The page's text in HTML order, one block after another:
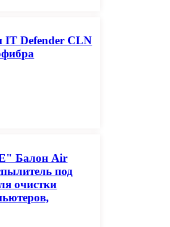
IT Defender CLN
Балон Air
под
очистки